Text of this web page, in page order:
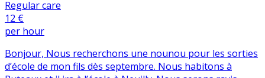
Regular care
12 €
per hour
Bonjour, Nous recherchons une nounou pour les sorties
d’école de mon fils dès septembre. Nous habitons à